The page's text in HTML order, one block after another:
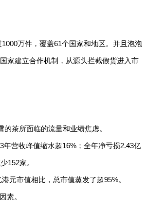
万件，覆盖61个国家和地区。并且泡泡
家建立合作机制，从源头拦截假货进入市
茶所面临的流量和业绩焦虑。
营收峰值缩水超16%；全年净亏损2.43亿
152家。
元市值相比，总市值蒸发了超95%。
素。